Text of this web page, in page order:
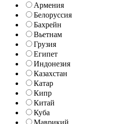
Армения
Белоруссия
Бахрейн
Вьетнам
Грузия
Египет
Индонезия
Казахстан
Катар
Кипр
Китай
Куба
Маврикий